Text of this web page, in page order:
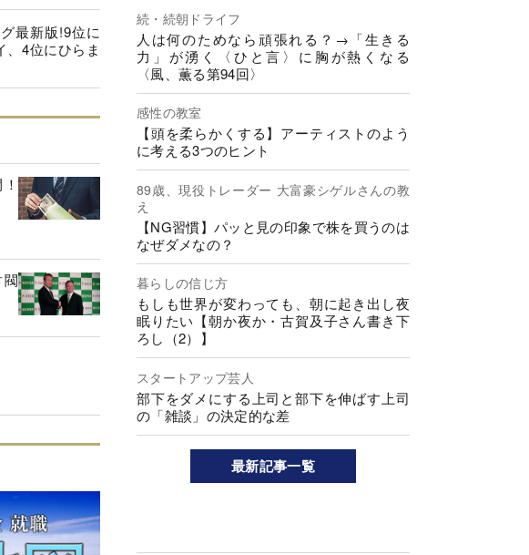
最新版!9位に
、4位にひらま
続・続朝ドライフ
人は何のためなら頑張れる？→「生きる
力」が湧く〈ひと言〉に胸が熱くなる
〈風、薫る第94回〉
感性の教室
【頭を柔らかくする】アーティストのよう
に考える3つのヒント
89歳、現役トレーダー 大富豪シゲルさんの教
え
【NG習慣】パッと見の印象で株を買うのは
なぜダメなの？
暮らしの信じ方
もしも世界が変わっても、朝に起き出し夜
眠りたい【朝か夜か・古賀及子さん書き下
ろし（2）】
スタートアップ芸人
部下をダメにする上司と部下を伸ばす上司
の「雑談」の決定的な差
最新記事一覧